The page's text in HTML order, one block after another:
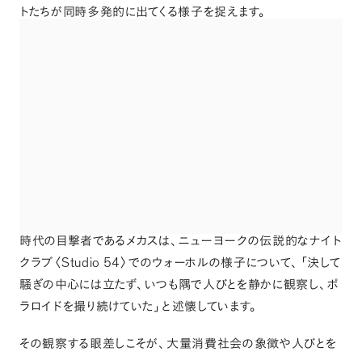
トたちが同時多発的に出てくる様子を捉えます。
時代の目撃者であるメカスは 、 ニューヨークの伝説的なナイト
クラブ 〈 Studio 54 〉 でのウォーホルの様子について、 「 決して
騒ぎの中心には立たず、 いつも隅で人びとを静かに観察し 、 ポ
ラロイドを撮り続けていた 」 と述懐しています。
その観察する眼差しこそが 、 大量消費社会の象徴や人びとを